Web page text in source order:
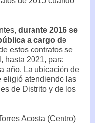
durante 2016 se
a cargo de
estos contratos se
hasta 2021, para
año. La ubicación de
eligió atendiendo las
de Distrito y de los
Acosta (Centro)